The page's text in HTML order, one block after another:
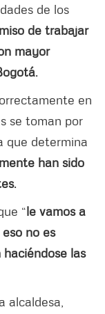
de los
de trabajar
mayor
.
en
se toman por
que determina
han sido
.
“le vamos a
no es
las
alcaldesa,